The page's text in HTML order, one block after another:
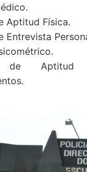
Aptitud Física.
Entrevista
de Aptitud